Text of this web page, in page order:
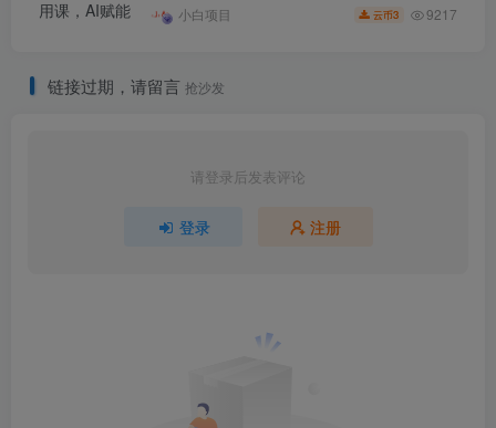
小白项目 云币3 9217
链接过期，请留言 抢沙发
请登录后发表评论
登录 注册